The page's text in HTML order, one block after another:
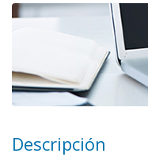
Descripción